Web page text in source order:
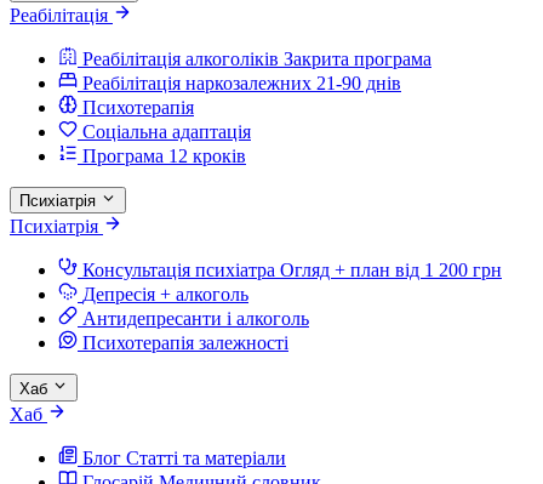
Реабілітація
Реабілітація алкоголіків Закрита програма
Реабілітація наркозалежних 21-90 днів
Психотерапія
Соціальна адаптація
Програма 12 кроків
Психіатрія
Психіатрія
Консультація психіатра Огляд + план від 1 200 грн
Депресія + алкоголь
Антидепресанти і алкоголь
Психотерапія залежності
Хаб
Хаб
Блог Статті та матеріали